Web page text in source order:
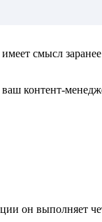
смысл
контент-
он выполняет